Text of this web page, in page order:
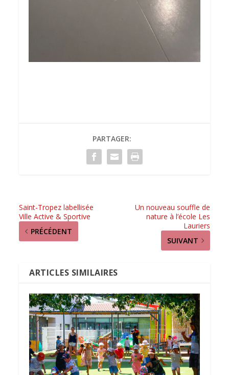
PARTAGER:
Saint-Tropez labellisée
Ville Active & Sportive
PRÉCÉDENT
Un nouveau souffle de
nature à l’école Les
Lauriers
SUIVANT
ARTICLES SIMILAIRES